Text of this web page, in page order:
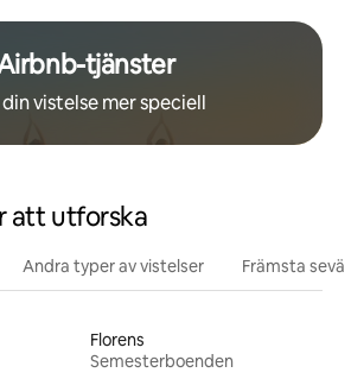
tjänster
vistelse mer speciell
att utforska
Andra typer av vistelser Främsta
Florens
Semesterboenden